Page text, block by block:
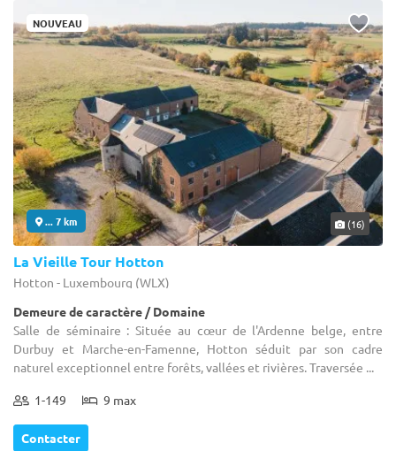
NOUVEAU
... 7 km (16)
La Vieille Tour Hotton
Hotton - Luxembourg (WLX)
Demeure de caractère / Domaine
Salle de séminaire : Située au cœur de l'Ardenne belge, entre
Durbuy et Marche-en-Famenne, Hotton séduit par son cadre
naturel exceptionnel entre forêts, vallées et rivières. Traversée ...
1-149 9 max
Contacter